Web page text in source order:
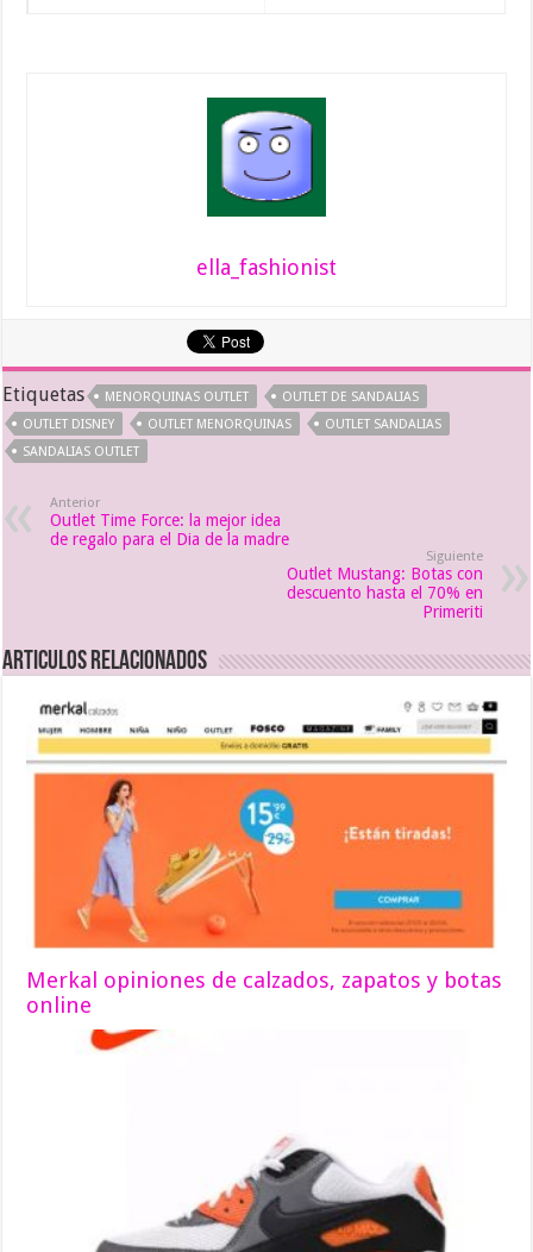
ella_fashionist
Etiquetas MENORQUINAS OUTLET
OUTLET DE SANDALIAS
OUTLET DISNEY
OUTLET MENORQUINAS
OUTLET SANDALIAS
SANDALIAS OUTLET
Anterior
Outlet Time Force: la mejor idea
de regalo para el Dia de la madre
Siguiente
Outlet Mustang: Botas con
descuento hasta el 70% en
Primeriti
Articulos relacionados
Merkal opiniones de calzados, zapatos y botas
online